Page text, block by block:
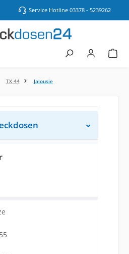
Service Hotline 03378 - 5239262
TX 44 Jalousie